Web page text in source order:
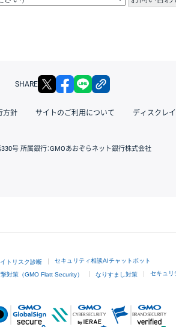
SHARE X facebook
方針 サイトのご利用について ディスクレ
号 所属銀行：GMOあおぞらネット銀行株式会社
トリスク診断 セキュリティ相談AIチャットボット
対策（GMO Flatt Security） なりすまし対策 セキュリ